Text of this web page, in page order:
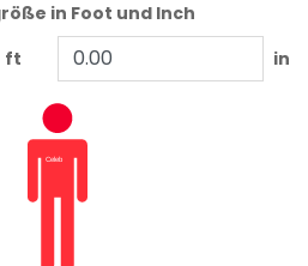
in Foot und Inch
ft
in